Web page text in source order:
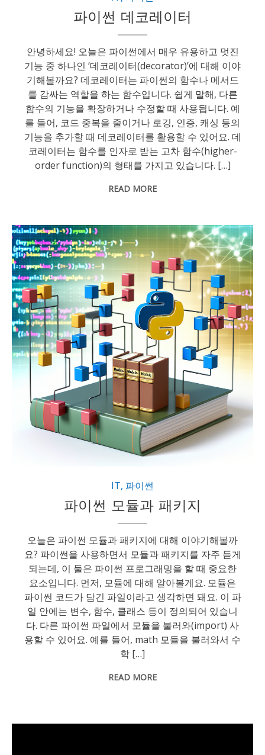
파이썬 데코레이터
안녕하세요! 오늘은 파이썬에서 매우 유용하고 멋진
기능 중 하나인 ‘데코레이터(decorator)’에 대해 이야
기해볼까요? 데코레이터는 파이썬의 함수나 메서드
를 감싸는 역할을 하는 함수입니다. 쉽게 말해, 다른
함수의 기능을 확장하거나 수정할 때 사용됩니다. 예
를 들어, 코드 중복을 줄이거나 로깅, 인증, 캐싱 등의
기능을 추가할 때 데코레이터를 활용할 수 있어요. 데
코레이터는 함수를 인자로 받는 고차 함수(higher-
order function)의 형태를 가지고 있습니다. […]
READ MORE
IT, 파이썬
파이썬 모듈과 패키지
오늘은 파이썬 모듈과 패키지에 대해 이야기해볼까
요? 파이썬을 사용하면서 모듈과 패키지를 자주 듣게
되는데, 이 둘은 파이썬 프로그래밍을 할 때 중요한
요소입니다. 먼저, 모듈에 대해 알아볼게요. 모듈은
파이썬 코드가 담긴 파일이라고 생각하면 돼요. 이 파
일 안에는 변수, 함수, 클래스 등이 정의되어 있습니
다. 다른 파이썬 파일에서 모듈을 불러와(import) 사
용할 수 있어요. 예를 들어, math 모듈을 불러와서 수
학 […]
READ MORE